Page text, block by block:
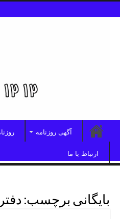
آگهی روزنامه
ارتباط با ما
بایگانی برچسب: